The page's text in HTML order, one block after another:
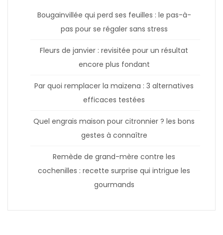
Bougainvillée qui perd ses feuilles : le pas-à-
pas pour se régaler sans stress
Fleurs de janvier : revisitée pour un résultat
encore plus fondant
Par quoi remplacer la maïzena : 3 alternatives
efficaces testées
Quel engrais maison pour citronnier ? les bons
gestes à connaître
Remède de grand-mère contre les
cochenilles : recette surprise qui intrigue les
gourmands